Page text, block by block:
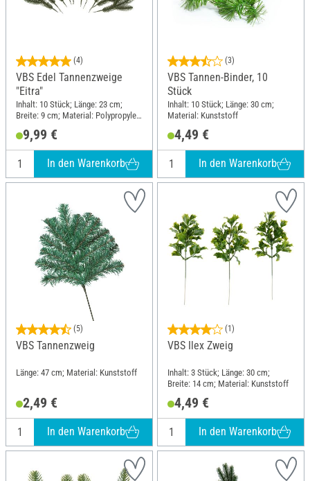
(4)
VBS Edel Tannenzweige
"Eitra"
Inhalt: 10 Stück; Länge: 23 cm;
Breite: 9 cm; Material: Polypropylen
9,99 €
In den Warenkorb
(3)
VBS Tannen-Binder, 10
Stück
Inhalt: 10 Stück; Länge: 30 cm;
Material: Kunststoff
4,49 €
In den Warenkorb
(5)
VBS Tannenzweig
Länge: 47 cm; Material: Kunststoff
2,49 €
In den Warenkorb
(1)
VBS Ilex Zweig
Inhalt: 3 Stück; Länge: 30 cm;
Breite: 14 cm; Material: Kunststoff
4,49 €
In den Warenkorb